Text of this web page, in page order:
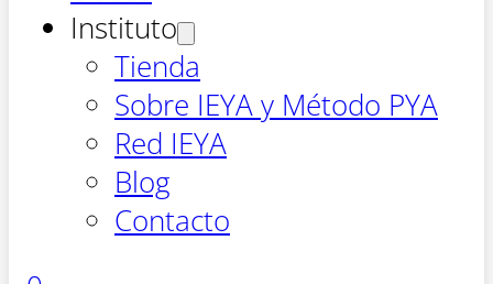
Instituto
Tienda
Sobre IEYA y Método PYA
Red IEYA
Blog
Contacto